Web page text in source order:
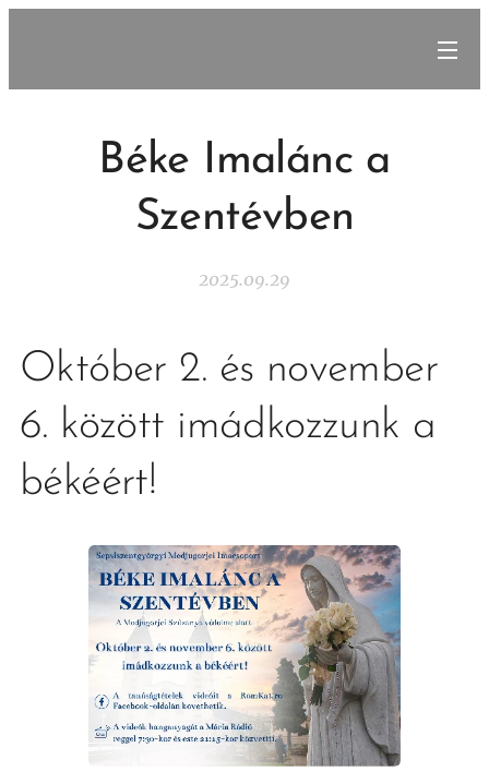
Béke Imalánc a
Szentévben
2025.09.29
Október 2. és november
6. között imádkozzunk a
békéért!